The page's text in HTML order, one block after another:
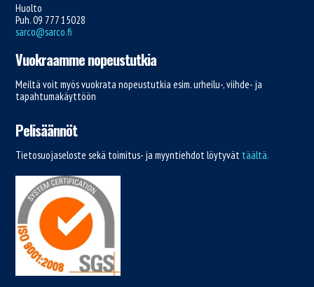
Huolto
Puh. 09 777 15028
sarco@sarco.fi
Vuokraamme nopeustutkia
Meiltä voit myös vuokrata nopeustutkia esim. urheilu-, viihde- ja
tapahtumakäyttöön
Pelisäännöt
Tietosuojaseloste sekä toimitus- ja myyntiehdot löytyvät täältä.